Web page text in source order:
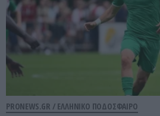
PRONEWS.GR / ΕΛΛΗΝΙΚΟ ΠΟΔΟΣΦΑΙΡΟ